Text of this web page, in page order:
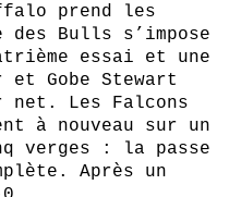
prend les
des Bulls s’impose
essai et une
Gobe Stewart
net. Les Falcons
à nouveau sur un
verges : la passe
Après un